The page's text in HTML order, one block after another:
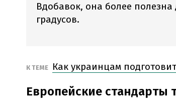
Вдобавок, она более полезна
градусов.
К ТЕМЕ Как украинцам
Европейские стандарты